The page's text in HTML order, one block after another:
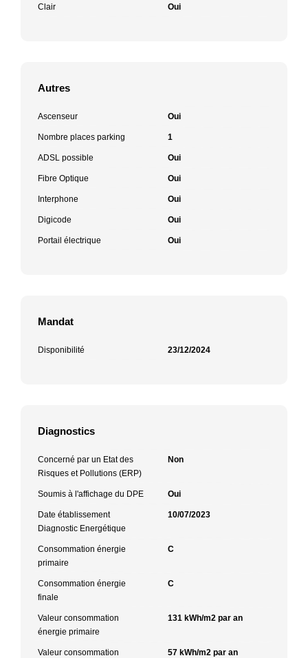
Clair Oui
Autres
Ascenseur Oui
Nombre places parking 1
ADSL possible Oui
Fibre Optique Oui
Interphone Oui
Digicode Oui
Portail électrique Oui
Mandat
Disponibilité 23/12/2024
Diagnostics
Concerné par un Etat des
Risques et Pollutions (ERP)
Non
Soumis à l'affichage du DPE Oui
Date établissement
Diagnostic Energétique
10/07/2023
Consommation énergie
primaire
C
Consommation énergie
finale
C
Valeur consommation
énergie primaire
131 kWh/m2 par an
Valeur consommation
57 kWh/m2 par an